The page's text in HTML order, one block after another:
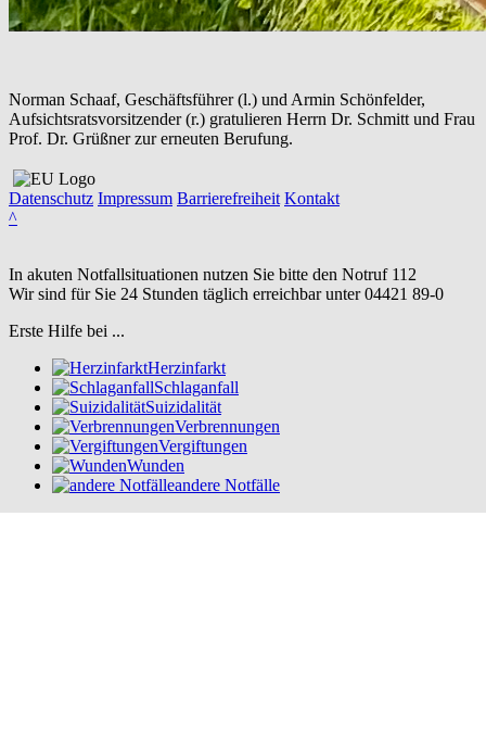
Norman Schaaf, Geschäftsführer (l.) und Armin Schönfelder,
Aufsichtsratsvorsitzender (r.) gratulieren Herrn Dr. Schmitt und Frau
Prof. Dr. Grüßner zur erneuten Berufung.
Datenschutz Impressum Barrierefreiheit Kontakt
^
In akuten Notfallsituationen nutzen Sie bitte den Notruf 112
Wir sind für Sie 24 Stunden täglich erreichbar unter04421 89-0
Erste Hilfe bei ...
Herzinfarkt
Schlaganfall
Suizidalität
Verbrennungen
Vergiftungen
Wunden
andere Notfälle